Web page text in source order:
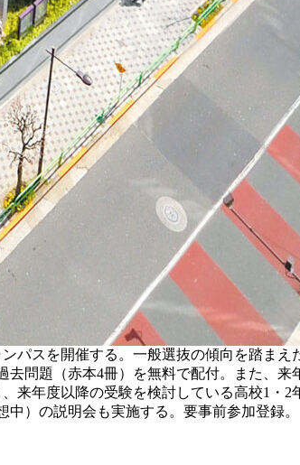
パスを開催する。一般選抜の傾向を踏ま
問題（赤本4冊）を無料で配付。また、
年度以降の受験を検討している高校1・2
）の説明会も実施する。要事前参加登録。